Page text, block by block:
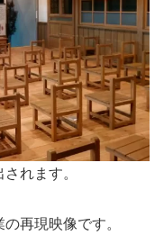
れます。
再現映像です。